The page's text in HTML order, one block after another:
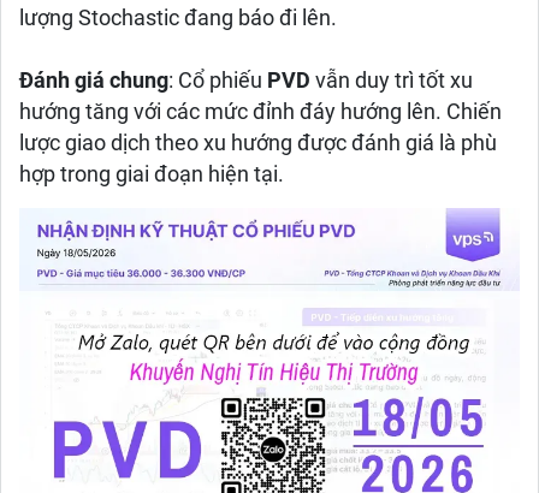
lượng Stochastic đang báo đi lên.
Đánh giá chung: Cổ phiếu PVD vẫn duy trì tốt xu
hướng tăng với các mức đỉnh đáy hướng lên. Chiến
lược giao dịch theo xu hướng được đánh giá là phù
hợp trong giai đoạn hiện tại.